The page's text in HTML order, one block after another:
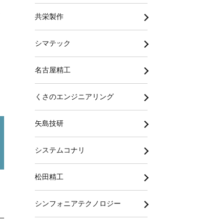
共栄製作
シマテック
名古屋精工
くさのエンジニアリング
矢島技研
システムコナリ
松田精工
シンフォニアテクノロジー